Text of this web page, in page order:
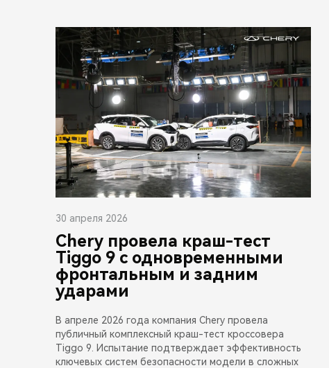
30 апреля 2026
Chery провела краш-тест
Tiggo 9 с одновременными
фронтальным и задним
ударами
В апреле 2026 года компания Chery провела
публичный комплексный краш-тест кроссовера
Tiggo 9. Испытание подтверждает эффективность
ключевых систем безопасности модели в сложных